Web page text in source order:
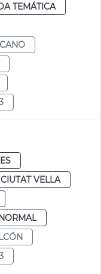
TEMÁTICA
CIUTAT VELLA